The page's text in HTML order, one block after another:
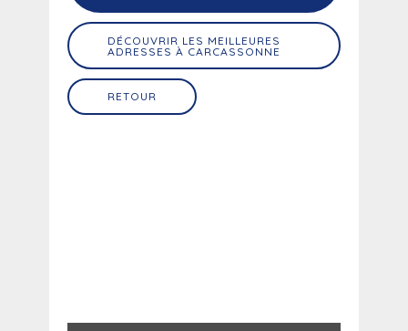
DÉCOUVRIR LES MEILLEURES
ADRESSES À CARCASSONNE
RETOUR